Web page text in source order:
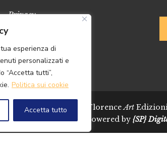
esperienza di
personalizzati e
“Accetta tutti”,
Politica sui cookie
Accetta tutto
Privacy
Credits
© 2024 Florence Art Edizioni
Powered by {SP}